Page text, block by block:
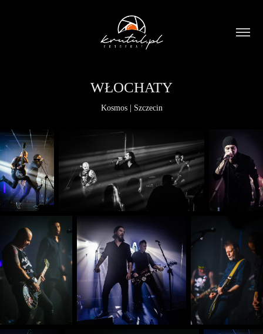
WŁOCHATY
Kosmos | Szczecin